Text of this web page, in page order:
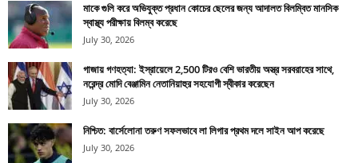
মাকে গুলি করে অভিযুক্ত প্রধান কোচের ছেলের জন্য আদালত বিলম্বিত মানসিক
স্বাস্থ্য পরীক্ষায় বিলম্ব করেছে
July 30, 2026
গাজায় গণহত্যা: ইস্রায়েলে 2,500 টিরও বেশি ভারতীয় অস্ত্র সরবরাহের সাথে,
নরেন্দ্র মোদি বেঞ্জামিন নেতানিয়াহুর সহযোগী স্বীকার করেছেন
July 30, 2026
নিশ্চিত: বার্সেলোনা তরুণ সফলভাবে লা লিগার প্রথম দলে সাইন আপ করেছে
July 30, 2026